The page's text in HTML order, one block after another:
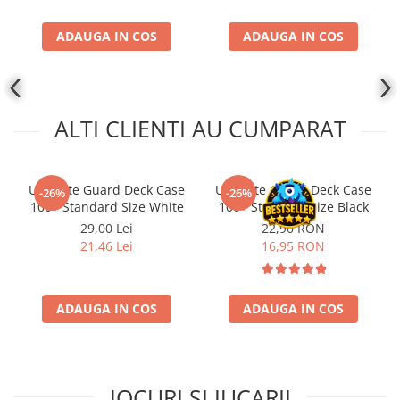
Altered
UniVersus CCG
Neverrift TCG
Hololive
Magic The Gathering TCG
One Piece Card Game
Final Fantasy
ADAUGA IN COS ADAUGA IN COS
ALTI CLIENTI AU CUMPARAT
-26%
Ultimate Guard Deck Case
100+ Standard Size White
29,00 Lei
21,46 Lei
ADAUGA IN COS
-26%
Ultimate Guard Deck Case
100+ Standard Size Black
22,90 RON
16,95 RON
ADAUGA IN COS